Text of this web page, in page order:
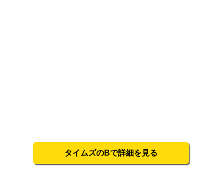
タイムズのBで詳細を見る